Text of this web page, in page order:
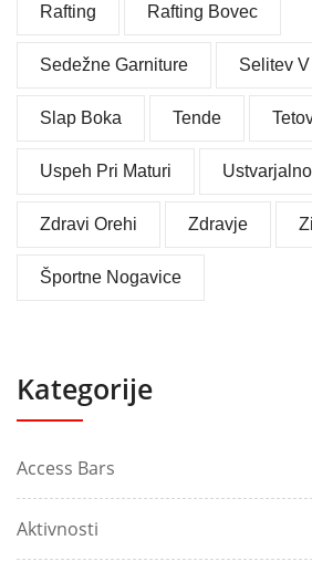
Rafting Rafting Bovec
Sedežne Garniture Selitev
Slap Boka Tende
Uspeh Pri Maturi
Zdravi Orehi Zdravje
Športne Nogavice
Kategorije
Access Bars
Aktivnosti